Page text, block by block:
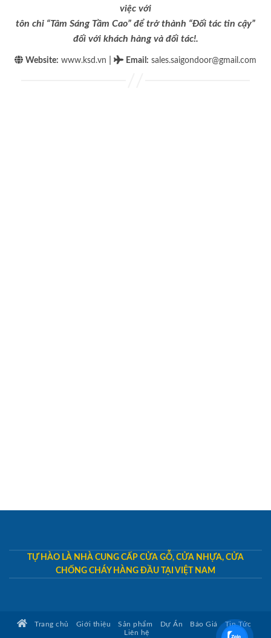
việc với
tôn chỉ “Tâm Sáng Tầm Cao” để trở thành “Đối tác tin cậy”
đối với khách hàng và đối tác!.
Website: www.ksd.vn Email : sales.saigondoor@gmail.com
TỰ HÀO LÀ NHÀ CUNG CẤP CỬA GỖ, CỬA NHỰA, CỬA
CHỐNG CHÁY HÀNG ĐẦU TẠI VIỆT NAM
Trang chủ Giới thiệu Sản phẩm Dự Án Báo Giá
Tin Tức
Liên hệ